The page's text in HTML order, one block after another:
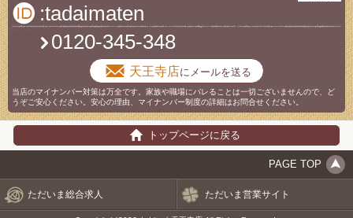
:tadaimaten
0120-345-348
天王寺店にメールを送る
当店のマイナンバー対策は万全です。家族や職場にバレることは一切ございませんので、ど
うぞご安心ください。安心の理由、マイナンバー制度の詳細はお問合せください。
トップページに戻る
PAGE TOP
ただいま総合求人 ただいま営業サイト